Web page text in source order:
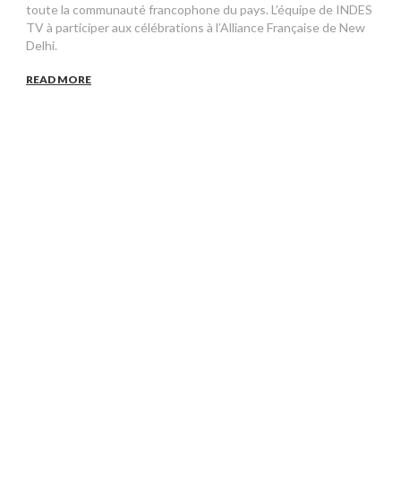
toute la communauté francophone du pays. L’équipe de INDES
TV à participer aux célébrations à l’Alliance Française de New
Delhi.
READ MORE